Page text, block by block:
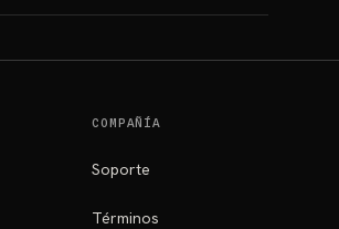
COMPAÑÍA
Soporte
Términos